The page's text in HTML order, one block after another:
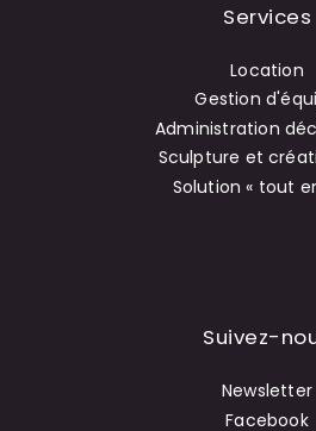
Services
Location
Gestion
Administration
Sculpture et
Solution « tout
Suivez-
Newsletter
Facebook